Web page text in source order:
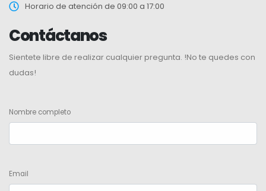
Horario de atención de 09:00 a 17:00
Contáctanos
Sientete libre de realizar cualquier pregunta. !No te quedes con
dudas!
Nombre completo
Email